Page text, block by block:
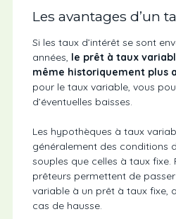
Les avantages d’un
Si les taux d’intérêt se sont
années, le prêt à taux
même historiquement plus
pour le taux variable, vous
d’éventuelles baisses.
Les hypothèques à taux
généralement des conditions
souples que celles à taux fixe.
prêteurs permettent de
variable à un prêt à taux fixe,
cas de hausse.